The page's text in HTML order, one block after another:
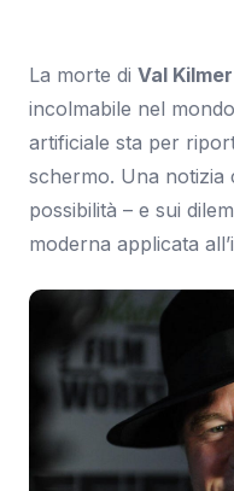
La morte di Val Kilmer
incolmabile nel
artificiale sta per
schermo. Una notizia
possibilità – e sui
moderna applicata